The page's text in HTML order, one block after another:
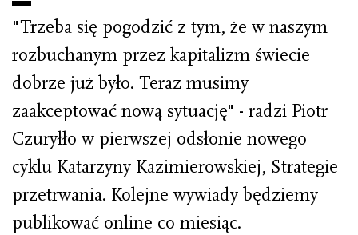
"Trzeba się pogodzić z tym, że w naszym
rozbuchanym przez kapitalizm świecie
dobrze już było. Teraz musimy
zaakceptować nową sytuację" - radzi Piotr
Czuryłło w pierwszej odsłonie nowego
cyklu Katarzyny Kazimierowskiej, Strategie
przetrwania. Kolejne wywiady będziemy
publikować online co miesiąc.